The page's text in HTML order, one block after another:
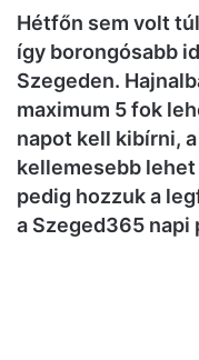
Hétfőn sem volt
így borongósabb
Szegeden.
maximum 5 fok
napot kell kibírni,
kellemesebb lehet
pedig hozzuk a
a Szeged365 napi